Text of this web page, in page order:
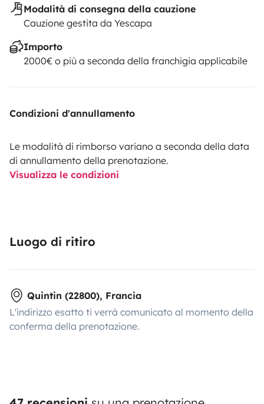
Modalità di consegna della cauzione
Cauzione gestita da Yescapa
Importo
2000€ o più a seconda della franchigia applicabile
Condizioni d'annullamento
Le modalità di rimborso variano a seconda della data
di annullamento della prenotazione.
Visualizza le condizioni
Luogo di ritiro
Quintin (22800), Francia
L'indirizzo esatto ti verrà comunicato al momento della
conferma della prenotazione.